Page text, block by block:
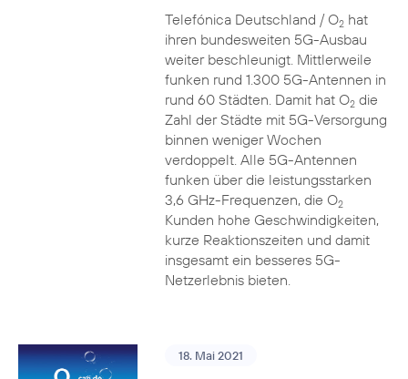
Telefónica Deutschland / O2hat
ihren bundesweiten 5G-Ausbau
weiter beschleunigt. Mittlerweile
funken rund 1.300 5G-Antennen in
rund 60 Städten. Damit hat O2die
Zahl der Städte mit 5G-Versorgung
binnen weniger Wochen
verdoppelt. Alle 5G-Antennen
funken über die leistungsstarken
3,6 GHz-Frequenzen, die O2
Kunden hohe Geschwindigkeiten,
kurze Reaktionszeiten und damit
insgesamt ein besseres 5G-
Netzerlebnis bieten.
18. Mai 2021